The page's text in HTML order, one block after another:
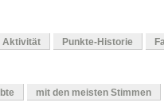
Aktivität Punkte-Historie
mit den meisten Stimmen